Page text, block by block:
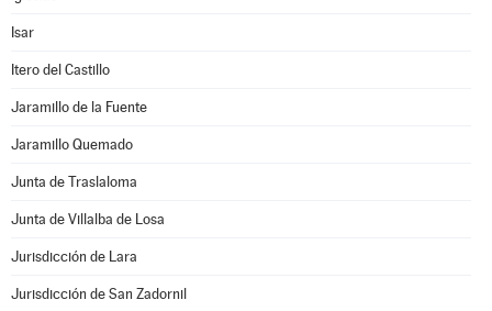
Isar
Itero del Castillo
Jaramillo de la Fuente
Jaramillo Quemado
Junta de Traslaloma
Junta de Villalba de Losa
Jurisdicción de Lara
Jurisdicción de San Zadornil